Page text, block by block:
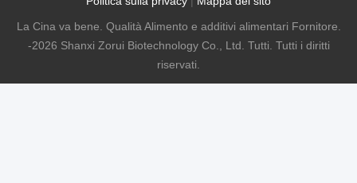
La Cina va bene. Qualità Alimento e additivi alimentari Fornitore.
-2026 Shanxi Zorui Biotechnology Co., Ltd. Tutti. Tutti i diritti
riservati.